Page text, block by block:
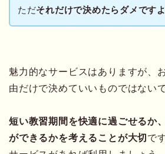
ただそれだけで決めたらダメですよ
魅力的なサービスはありますが、
由だけで決めていいものではない
短い教習期間を快適に過ごせるか
ができるかを考えることが大切 で